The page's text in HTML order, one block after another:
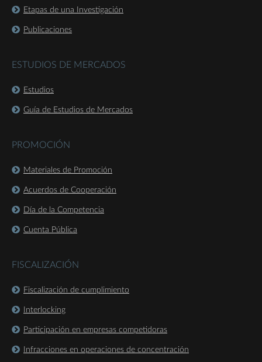
Etapas de una Investigación
Publicaciones
ESTUDIOS DE MERCADOS
Estudios
Guía de Estudios de Mercados
PROMOCIÓN
Materiales de Promoción
Acuerdos de Cooperación
Día de la Competencia
Cuenta Pública
FISCALIZACIÓN
Fiscalización de cumplimiento
Interlocking
Participación en empresas competidoras
Infracciones en operaciones de concentración